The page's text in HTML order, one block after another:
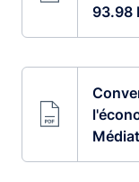
93.98